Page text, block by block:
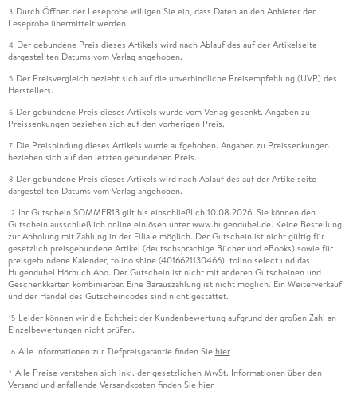
3 Durch Öffnen der Leseprobe willigen Sie ein, dass Daten an den Anbieter der
Leseprobe übermittelt werden.
4 Der gebundene Preis dieses Artikels wird nach Ablauf des auf der Artikelseite
dargestellten Datums vom Verlag angehoben.
5 Der Preisvergleich bezieht sich auf die unverbindliche Preisempfehlung (UVP) des
Herstellers.
6 Der gebundene Preis dieses Artikels wurde vom Verlag gesenkt. Angaben zu
Preissenkungen beziehen sich auf den vorherigen Preis.
7 Die Preisbindung dieses Artikels wurde aufgehoben. Angaben zu Preissenkungen
beziehen sich auf den letzten gebundenen Preis.
8 Der gebundene Preis dieses Artikels wird nach Ablauf des auf der Artikelseite
dargestellten Datums vom Verlag angehoben.
12 Ihr Gutschein SOMMER13 gilt bis einschließlich 10.08.2026. Sie können den
Gutschein ausschließlich online einlösen unter www.hugendubel.de. Keine Bestellung
zur Abholung mit Zahlung in der Filiale möglich. Der Gutschein ist nicht gültig für
gesetzlich preisgebundene Artikel (deutschsprachige Bücher und eBooks) sowie für
preisgebundene Kalender, tolino shine (4016621130466), tolino select und das
Hugendubel Hörbuch Abo. Der Gutschein ist nicht mit anderen Gutscheinen und
Geschenkkarten kombinierbar. Eine Barauszahlung ist nicht möglich. Ein Weiterverkauf
und der Handel des Gutscheincodes sind nicht gestattet.
15 Leider können wir die Echtheit der Kundenbewertung aufgrund der großen Zahl an
Einzelbewertungen nicht prüfen.
16 Alle Informationen zur Tiefpreisgarantie finden Sie hier
* Alle Preise verstehen sich inkl. der gesetzlichen MwSt. Informationen über den
Versand und anfallende Versandkosten finden Sie hier